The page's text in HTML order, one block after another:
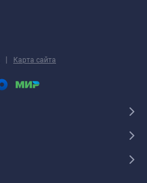
| Карта сайта